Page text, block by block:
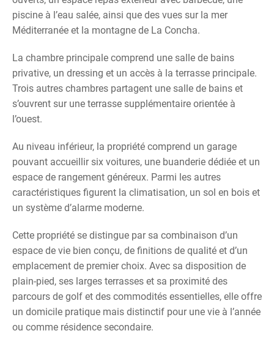
piscine à l’eau salée, ainsi que des vues sur la mer
Méditerranée et la montagne de La Concha.
La chambre principale comprend une salle de bains
privative, un dressing et un accès à la terrasse principale.
Trois autres chambres partagent une salle de bains et
s’ouvrent sur une terrasse supplémentaire orientée à
l’ouest.
Au niveau inférieur, la propriété comprend un garage
pouvant accueillir six voitures, une buanderie dédiée et un
espace de rangement généreux. Parmi les autres
caractéristiques figurent la climatisation, un sol en bois et
un système d’alarme moderne.
Cette propriété se distingue par sa combinaison d’un
espace de vie bien conçu, de finitions de qualité et d’un
emplacement de premier choix. Avec sa disposition de
plain-pied, ses larges terrasses et sa proximité des
parcours de golf et des commodités essentielles, elle offre
un domicile pratique mais distinctif pour une vie à l’année
ou comme résidence secondaire.